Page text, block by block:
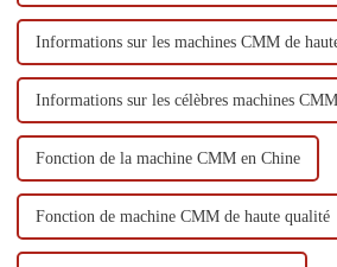
Informations sur les machines CMM de
Informations sur les célèbres machines CMM
Fonction de la machine CMM en Chine
Fonction de machine CMM de haute qualité